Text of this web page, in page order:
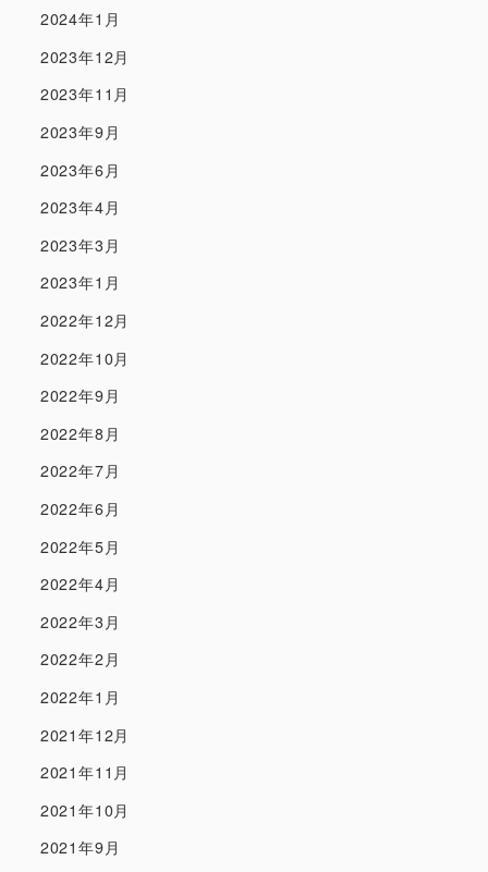
2024年1月
2023年12月
2023年11月
2023年9月
2023年6月
2023年4月
2023年3月
2023年1月
2022年12月
2022年10月
2022年9月
2022年8月
2022年7月
2022年6月
2022年5月
2022年4月
2022年3月
2022年2月
2022年1月
2021年12月
2021年11月
2021年10月
2021年9月